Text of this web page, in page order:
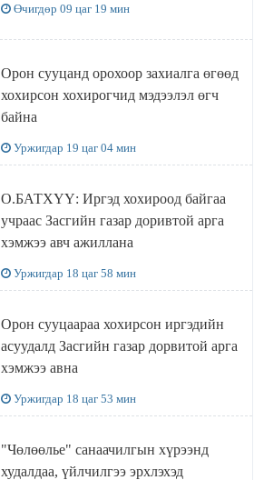
Өчигдөр 09 цаг 19 мин
Орон сууцанд орохоор захиалга өгөөд
хохирсон хохирогчид мэдээлэл өгч
байна
Уржигдар 19 цаг 04 мин
О.БАТХҮҮ: Иргэд хохироод байгаа
учраас Засгийн газар доривтой арга
хэмжээ авч ажиллана
Уржигдар 18 цаг 58 мин
Орон сууцаараа хохирсон иргэдийн
асуудалд Засгийн газар дорвитой арга
хэмжээ авна
Уржигдар 18 цаг 53 мин
"Чөлөөлье" санаачилгын хүрээнд
худалдаа, үйлчилгээ эрхлэхэд